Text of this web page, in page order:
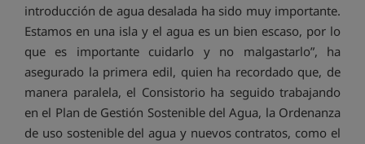
introducción de agua desalada ha sido muy importante.
Estamos en una isla y el agua es un bien escaso, por lo
que es importante cuidarlo y no malgastarlo”, ha
asegurado la primera edil, quien ha recordado que, de
manera paralela, el Consistorio ha seguido trabajando
en el Plan de Gestión Sostenible del Agua, la Ordenanza
de uso sostenible del agua y nuevos contratos, como el